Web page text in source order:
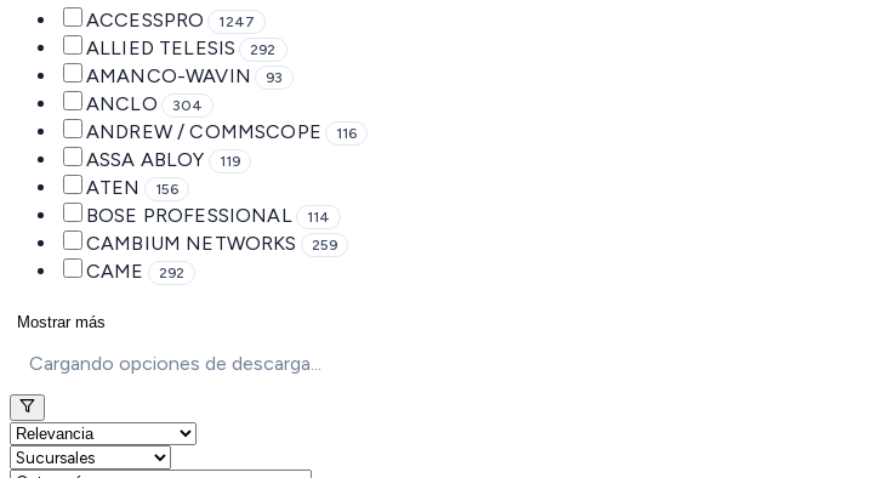
ACCESSPRO 1247
ALLIED TELESIS 292
AMANCO-WAVIN 93
ANCLO 304
ANDREW / COMMSCOPE 116
ASSA ABLOY 119
ATEN 156
BOSE PROFESSIONAL 114
CAMBIUM NETWORKS 259
CAME 292
Mostrar más
Cargando opciones de descarga...